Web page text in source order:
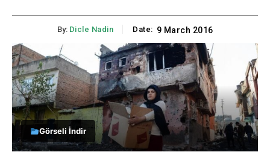
By: Dicle Nadin Date: 9 March 2016
Görseli İndir